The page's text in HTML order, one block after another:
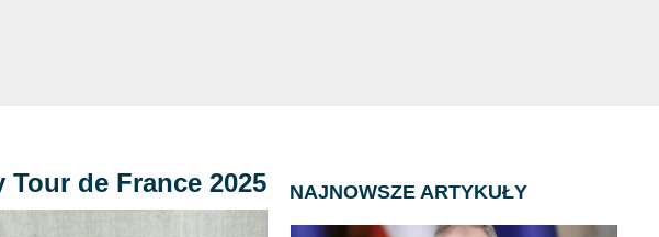
de France 2025 NAJNOWSZE ARTYKUŁY